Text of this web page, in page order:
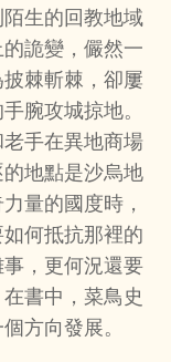
生的回教地域
詭變，儼然一
棘斬棘，卻屢
腕攻城掠地。
手在異地商場
地點是沙烏地
量的國度時，
何抵抗那裡的
，更何況還要
書中，菜鳥史
方向發展。